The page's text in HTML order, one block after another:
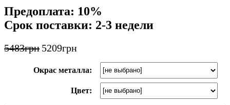
Предоплата: 10%
Срок поставки: 2-3 недели
5483грн 5209грн
Окрас металла:
Цвет: